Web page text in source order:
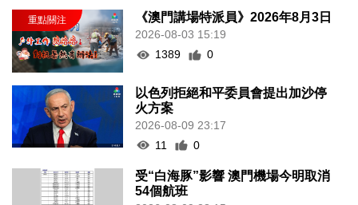
《澳門講場特派員》2026年8月3日
2026-08-03 15:19
1389
0
以色列拒絕和平委員會提出加沙停
火方案
2026-08-09 23:17
11
0
受“白海豚”影響 澳門機場今明取消
54個航班